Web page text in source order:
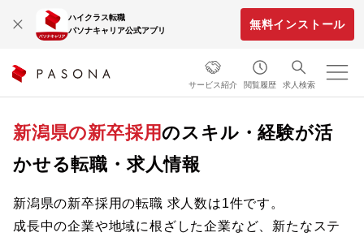
ハイクラス転職
パソナキャリア公式アプリ
無料インストール
サービス紹介 閲覧履歴 求人検索
新潟県の新卒採用のスキル・経験が活
かせる転職・求人情報
新潟県の新卒採用の転職 求人数は1件です。
成長中の企業や地域に根ざした企業など、新たなステ